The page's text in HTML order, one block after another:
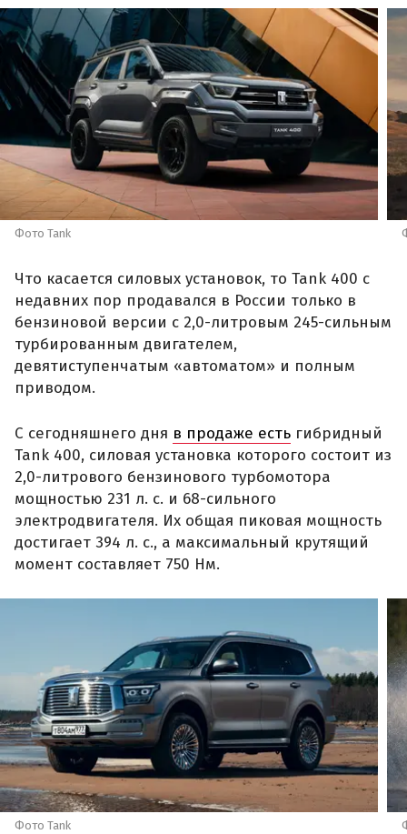
Фото Tank
Что касается силовых установок, то Tank 400 с
недавних пор продавался в России только в
бензиновой версии с 2,0-литровым 245-сильным
турбированным двигателем,
девятиступенчатым «автоматом» и полным
приводом.
С сегодняшнего дня в продаже есть гибридный
Tank 400, силовая установка которого состоит из
2,0-литрового бензинового турбомотора
мощностью 231 л. с. и 68-сильного
электродвигателя. Их общая пиковая мощность
достигает 394 л. с., а максимальный крутящий
момент составляет 750 Нм.
Фото Tank